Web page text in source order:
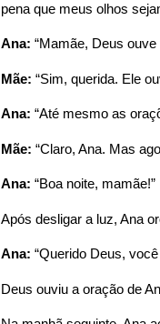
pena que meus olhos
Ana: “Mamãe, Deus
Mãe: “Sim, querida. Ele
Ana: “Até mesmo as
Mãe: “Claro, Ana. Mas
Ana: “Boa noite, mamãe!”
Após desligar a luz, Ana
Ana: “Querido Deus,
Deus ouviu a oração de